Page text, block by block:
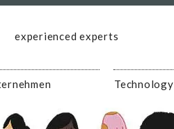
experienced experts
Technology